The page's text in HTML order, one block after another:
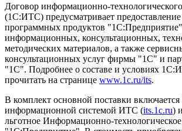
Договор информационно-
(1С:ИТС) предусматривает предоставление
программных продуктов
информационных, консультационных,
методических материалов, а также
консультационных услуг фирмы "1С" и
"1С". Подробнее о составе и условиях
прочитать на странице www.1c.ru/its.
В комплект основной поставки
информационной системой ИТС (its.1c.ru)
льготное Информационно-